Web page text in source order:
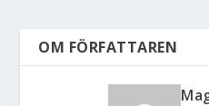
OM FÖRFATTAREN